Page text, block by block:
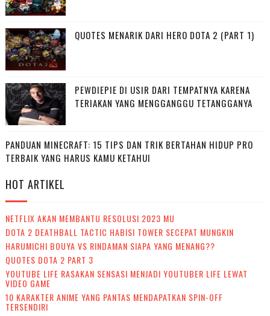
QUOTES MENARIK DARI HERO DOTA 2 (PART 1)
PEWDIEPIE DI USIR DARI TEMPATNYA KARENA
TERIAKAN YANG MENGGANGGU TETANGGANYA
PANDUAN MINECRAFT: 15 TIPS DAN TRIK BERTAHAN HIDUP PRO
TERBAIK YANG HARUS KAMU KETAHUI
HOT ARTIKEL
NETFLIX AKAN MEMBANTU RESOLUSI 2023 MU
DOTA 2 DEATHBALL TACTIC HABISI TOWER SECEPAT MUNGKIN
HARUMICHI BOUYA VS RINDAMAN SIAPA YANG MENANG??
QUOTES DOTA 2 PART 3
YOUTUBE LIFE RASAKAN SENSASI MENJADI YOUTUBER LIFE LEWAT
VIDEO GAME
10 KARAKTER ANIME YANG PANTAS MENDAPATKAN SPIN-OFF
TERSENDIRI